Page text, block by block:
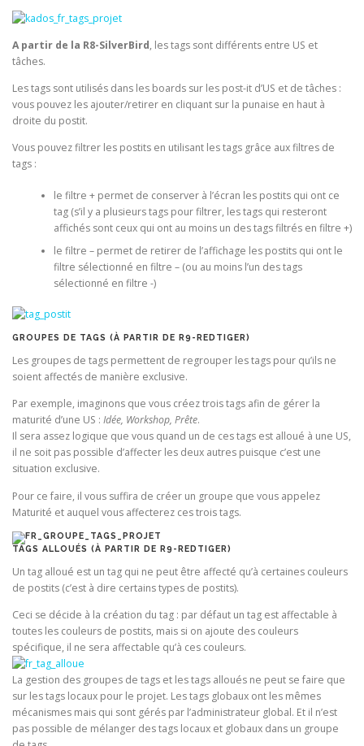
A partir de la R8-SilverBird, les tags sont différents entre US et
tâches.
Les tags sont utilisés dans les boards sur les post-it d’US et de tâches :
vous pouvez les ajouter/retirer en cliquant sur la punaise en haut à
droite du postit.
Vous pouvez filtrer les postits en utilisant les tags grâce aux filtres de
tags :
le filtre + permet de conserver à l’écran les postits qui ont ce
tag (s’il y a plusieurs tags pour filtrer, les tags qui resteront
affichés sont ceux qui ont au moins un des tags filtrés en filtre +)
le filtre – permet de retirer de l’affichage les postits qui ont le
filtre sélectionné en filtre – (ou au moins l’un des tags
sélectionné en filtre -)
GROUPES DE TAGS (À PARTIR DE R9-REDTIGER)
Les groupes de tags permettent de regrouper les tags pour qu’ils ne
soient affectés de manière exclusive.
Par exemple, imaginons que vous créez trois tags afin de gérer la
maturité d’une US : Idée, Workshop, Prête.
Il sera assez logique que vous quand un de ces tags est alloué à une US,
il ne soit pas possible d’affecter les deux autres puisque c’est une
situation exclusive.
Pour ce faire, il vous suffira de créer un groupe que vous appelez
Maturité et auquel vous affecterez ces trois tags.
TAGS ALLOUÉS (À PARTIR DE R9-REDTIGER)
Un tag alloué est un tag qui ne peut être affecté qu’à certaines couleurs
de postits (c’est à dire certains types de postits).
Ceci se décide à la création du tag : par défaut un tag est affectable à
toutes les couleurs de postits, mais si on ajoute des couleurs
spécifique, il ne sera affectable qu’à ces couleurs.
La gestion des groupes de tags et les tags alloués ne peut se faire que
sur les tags locaux pour le projet. Les tags globaux ont les mêmes
mécanismes mais qui sont gérés par l’administrateur global. Et il n’est
pas possible de mélanger des tags locaux et globaux dans un groupe